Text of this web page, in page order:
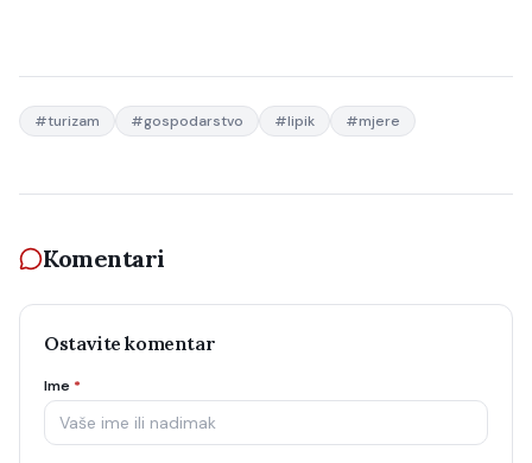
#turizam #gospodarstvo #lipik #mjere
Komentari
Ostavite komentar
Ime *